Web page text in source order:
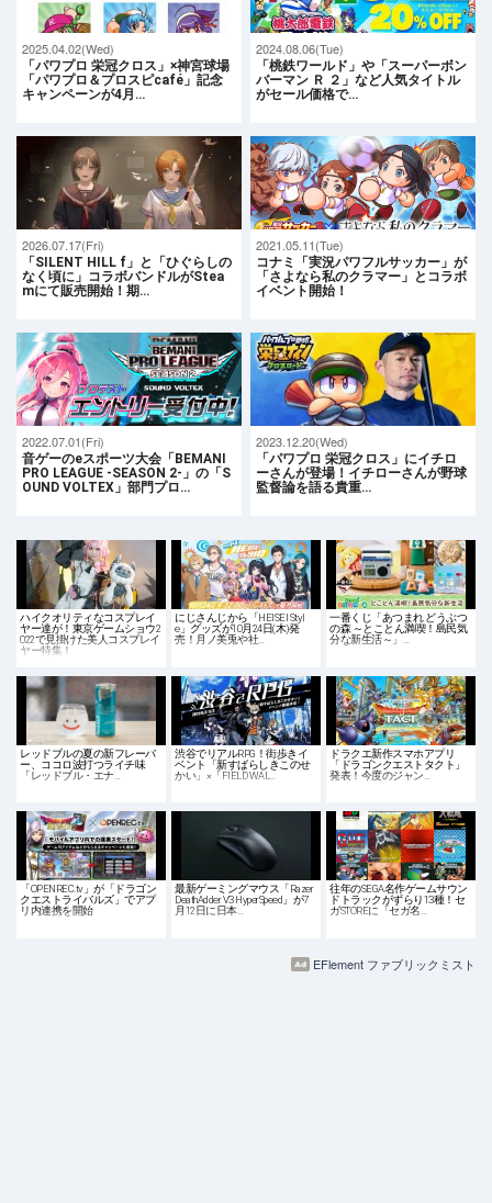
2025.04.02(Wed)
「パワプロ 栄冠クロス」×神宮球場
「パワプロ＆プロスピcafé」記念
キャンペーンが4月…
2024.08.06(Tue)
「桃鉄ワールド」や「スーパーボン
バーマン Ｒ ２」など人気タイトル
がセール価格で…
2026.07.17(Fri)
「SILENT HILL f」と「ひぐらしの
なく頃に」コラボバンドルがStea
mにて販売開始！期…
2021.05.11(Tue)
コナミ「実況パワフルサッカー」が
「さよなら私のクラマー」とコラボ
イベント開始！
2022.07.01(Fri)
音ゲーのeスポーツ大会「BEMANI
PRO LEAGUE -SEASON 2-」の「S
OUND VOLTEX」部門プロ…
2023.12.20(Wed)
「パワプロ 栄冠クロス」にイチロ
ーさんが登場！イチローさんが野球
監督論を語る貴重…
ハイクオリティなコスプレイ
ヤー達が！東京ゲームショウ2
022で見掛けた美人コスプレイ
ヤー特集！
にじさんじから「HEISEI Styl
e」グッズが10月24日(木)発
売！月ノ美兎や社…
一番くじ「あつまれ どうぶつ
の森 ～とことん満喫！島民気
分な新生活～」…
レッドブルの夏の新フレーバ
ー、ココロ波打つライチ味
「レッドブル・エナ…
渋谷でリアルRPG！街歩きイ
ベント「新すばらしきこのせ
かい」×「FIELD WAL…
ドラクエ新作スマホアプリ
「ドラゴンクエストタクト」
発表！今度のジャン…
「OPENREC.tv」が「ドラゴン
クエストライバルズ」でアプ
リ内連携を開始
最新ゲーミングマウス「Razer
DeathAdder V3 HyperSpeed」が7
月12日に日本…
往年のSEGA名作ゲームサウン
ドトラックがずらり13種！セ
ガSTOREに「セガ名…
EFlement ファブリックミスト